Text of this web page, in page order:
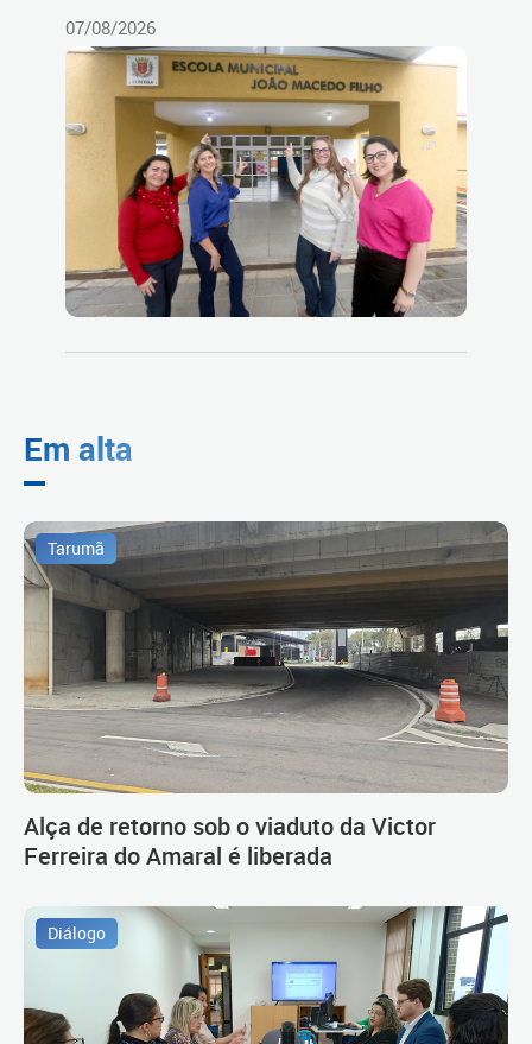
07/08/2026
Em alta
Tarumã
Alça de retorno sob o viaduto da Victor
Ferreira do Amaral é liberada
Diálogo